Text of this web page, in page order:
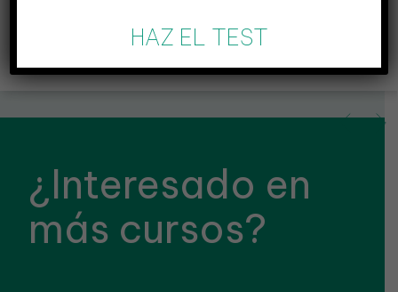
¿Interesado en
más cursos?
HAZ EL TEST